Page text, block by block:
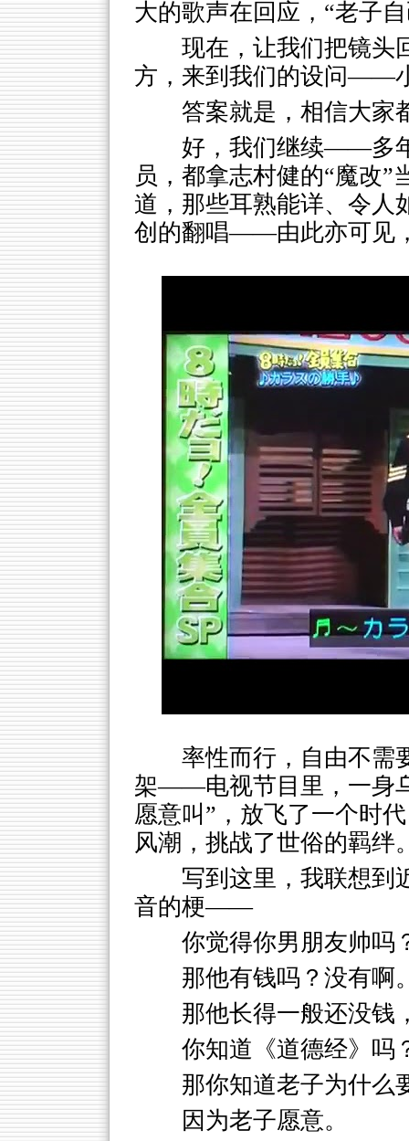
大的歌声在回应，“老子
现在，让我们把镜头
方，来到我们的设问——
答案就是，相信大家
好，我们继续——多
员，都拿志村健的“魔改
道，那些耳熟能详、令人
创的翻唱——由此亦可见
率性而行，自由不需
架——电视节目里，一身
愿意叫”，放飞了一个时
风潮，挑战了世俗的羁绊
写到这里，我联想到
音的梗——
你觉得你男朋友帅吗
那他有钱吗？没有啊
那他长得一般还没钱
你知道《道德经》吗
那你知道老子为什么
因为老子愿意。